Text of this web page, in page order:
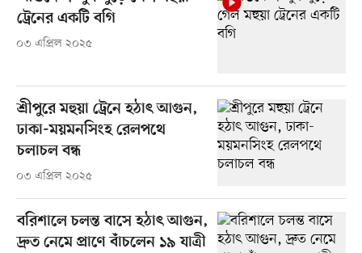
ট্রেনের একটি বগি
০৩ এপ্রিল ২০২৫
শ্রীপুরে মহুয়া ট্রেনে হঠাৎ আগুন,
ঢাকা-ময়মনসিংহ রেলপথে
চলাচল বন্ধ
০৩ এপ্রিল ২০২৫
বরিশালে চলন্ত বাসে হঠাৎ আগুন,
দ্রুত নেমে প্রাণে বাঁচলেন ১৯ যাত্রী